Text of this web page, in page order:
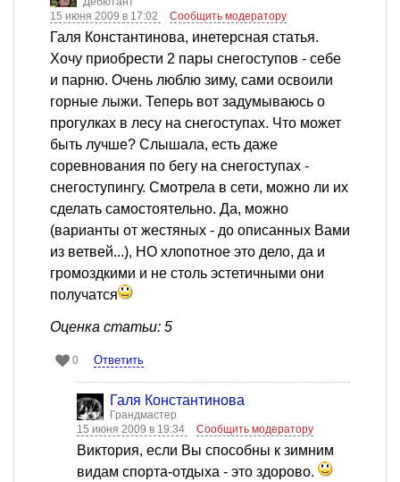
15 июня 2009 в 17:02
Сообщить модератору
Галя Константинова, инетерсная статья.
Хочу приобрести 2 пары снегоступов - себе
и парню. Очень люблю зиму, сами освоили
горные лыжи. Теперь вот задумываюсь о
прогулках в лесу на снегоступах. Что может
быть лучше? Слышала, есть даже
соревнования по бегу на снегоступах -
снегоступингу. Смотрела в сети, можно ли их
сделать самостоятельно. Да, можно
(варианты от жестяных - до описанных Вами
из ветвей...), НО хлопотное это дело, да и
громоздкими и не столь эстетичными они
получатся
Оценка статьи: 5
0 Ответить
Галя Константинова
Грандмастер
15 июня 2009 в 19:34
Сообщить модератору
Виктория, если Вы способны к зимним
видам спорта-отдыха - это здорово.